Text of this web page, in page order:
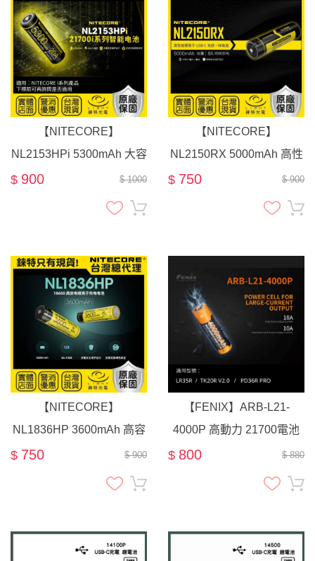
【NITECORE】
NL2153HPi 5300mAh 大容
量 高動力 特規 21700充電
$ 1000
$ 900
【NITECORE】
NL2150RX 5000mAh 高性
能 充放一體 21700電池
TYPE-C直充
$ 900
$ 750
【NITECORE】
NL1836HP 3600mAh 高容
量 18650高性能充電電池
$ 900
$ 750
【FENIX】ARB-L21-
4000P 高動力 21700電池
高放電 18A l 適用 手電筒
LR35R TK20R V2 PD36R
$ 880
$ 800